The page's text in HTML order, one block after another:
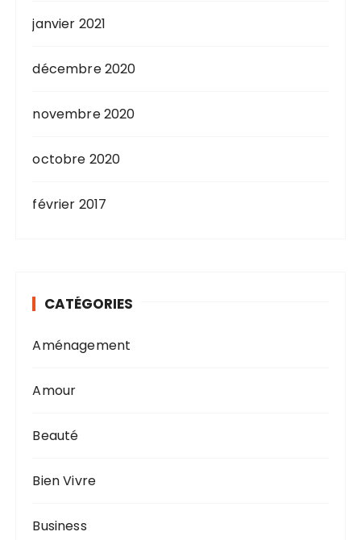
janvier 2021
décembre 2020
novembre 2020
octobre 2020
février 2017
CATÉGORIES
Aménagement
Amour
Beauté
Bien Vivre
Business